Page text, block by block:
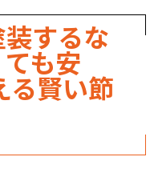
するな
も安
る賢い節